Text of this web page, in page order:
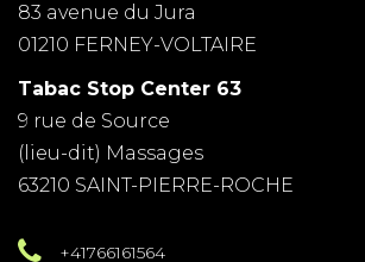
83 avenue du Jura
01210 FERNEY-VOLTAIRE
Tabac Stop Center 63
9 rue de Source
(lieu-dit) Massages
63210 SAINT-PIERRE-ROCHE
+41766161564